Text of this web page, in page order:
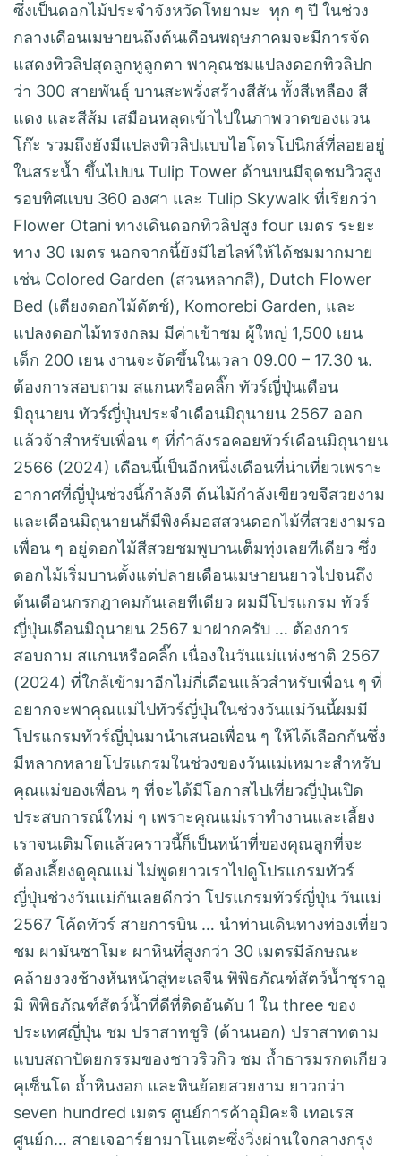
ซึ่งเป็นดอกไม้ประจำจังหวัดโทยามะ ทุก ๆ ปี ในช่วง
กลางเดือนเมษายนถึงต้นเดือนพฤษภาคมจะมีการจัด
แสดงทิวลิปสุดลูกหูลูกตา พาคุณชมแปลงดอกทิวลิปก
ว่า 300 สายพันธุ์ บานสะพรั่งสร้างสีสัน ทั้งสีเหลือง สี
แดง และสีส้ม เสมือนหลุดเข้าไปในภาพวาดของแวน
โก๊ะ รวมถึงยังมีแปลงทิวลิปแบบไฮโดรโปนิกส์ที่ลอยอยู่
ในสระน้ำ ขึ้นไปบน Tulip Tower ด้านบนมีจุดชมวิวสูง
รอบทิศแบบ 360 องศา และ Tulip Skywalk ที่เรียกว่า
Flower Otani ทางเดินดอกทิวลิปสูง four เมตร ระยะ
ทาง 30 เมตร นอกจากนี้ยังมีไฮไลท์ให้ได้ชมมากมาย
เช่น Colored Garden (สวนหลากสี), Dutch Flower
Bed (เตียงดอกไม้ดัตช์), Komorebi Garden, และ
แปลงดอกไม้ทรงกลม มีค่าเข้าชม ผู้ใหญ่ 1,500 เยน
เด็ก 200 เยน งานจะจัดขึ้นในเวลา 09.00 – 17.30 น.
ต้องการสอบถาม สแกนหรือคลิ๊ก ทัวร์ญี่ปุ่นเดือน
มิถุนายน ทัวร์ญี่ปุ่นประจำเดือนมิถุนายน 2567 ออก
แล้วจ้าสำหรับเพื่อน ๆ ที่กำลังรอคอยทัวร์เดือนมิถุนายน
2566 (2024) เดือนนี้เป็นอีกหนึ่งเดือนที่น่าเที่ยวเพราะ
อากาศที่ญี่ปุ่นช่วงนี้กำลังดี ต้นไม้กำลังเขียวขจีสวยงาม
และเดือนมิถุนายนก็มีพิงค์มอสสวนดอกไม้ที่สวยงามรอ
เพื่อน ๆ อยู่ดอกไม้สีสวยชมพูบานเต็มทุ่งเลยทีเดียว ซึ่ง
ดอกไม้เริ่มบานตั้งแต่ปลายเดือนเมษายนยาวไปจนถึง
ต้นเดือนกรกฎาคมกันเลยทีเดียว ผมมีโปรแกรม ทัวร์
ญี่ปุ่นเดือนมิถุนายน 2567 มาฝากครับ … ต้องการ
สอบถาม สแกนหรือคลิ๊ก เนื่องในวันแม่แห่งชาติ 2567
(2024) ที่ใกล้เข้ามาอีกไม่กี่เดือนแล้วสำหรับเพื่อน ๆ ที่
อยากจะพาคุณแม่ไปทัวร์ญี่ปุ่นในช่วงวันแม่วันนี้ผมมี
โปรแกรมทัวร์ญี่ปุ่นมานำเสนอเพื่อน ๆ ให้ได้เลือกกันซึ่ง
มีหลากหลายโปรแกรมในช่วงของวันแม่เหมาะสำหรับ
คุณแม่ของเพื่อน ๆ ที่จะได้มีโอกาสไปเที่ยวญี่ปุ่นเปิด
ประสบการณ์ใหม่ ๆ เพราะคุณแม่เราทำงานและเลี้ยง
เราจนเติมโตแล้วคราวนี้ก็เป็นหน้าที่ของคุณลูกที่จะ
ต้องเลี้ยงดูคุณแม่ ไม่พูดยาวเราไปดูโปรแกรมทัวร์
ญี่ปุ่นช่วงวันแม่กันเลยดีกว่า โปรแกรมทัวร์ญี่ปุ่น วันแม่
2567 โค้ดทัวร์ สายการบิน … นำท่านเดินทางท่องเที่ยว
ชม ผามันซาโมะ ผาหินที่สูงกว่า 30 เมตรมีลักษณะ
คล้ายงวงช้างหันหน้าสู่ทะเลจีน พิพิธภัณฑ์สัตว์น้ำชุราอู
มิ พิพิธภัณฑ์สัตว์น้ำที่ดีที่ติดอันดับ 1 ใน three ของ
ประเทศญี่ปุ่น ชม ปราสาทชูริ (ด้านนอก) ปราสาทตาม
แบบสถาปัตยกรรมของชาวริวกิว ชม ถ้ำธารมรกตเกียว
คุเซ็นโด ถ้ำหินงอก และหินย้อยสวยงาม ยาวกว่า
seven hundred เมตร ศูนย์การค้าอุมิคะจิ เทอเรส
ศูนย์ก… สายเจอาร์ยามาโนเตะซึ่งวิ่งผ่านใจกลางกรุง